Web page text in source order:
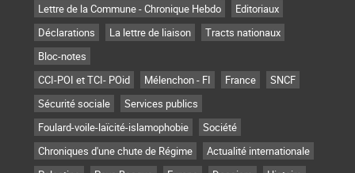
Lettre de la Commune - Chronique Hebdo
Editoriaux
Déclarations
La lettre de liaison
Tracts nationaux
Bloc-notes
CCI-POI et TCI- POid
Mélenchon - FI France
SNCF
Sécurité sociale
Services publics
Foulard-voile-laïcité-islamophobie
Société
Chroniques d'une chute de Régime
Actualité internationale